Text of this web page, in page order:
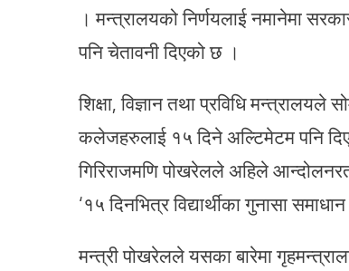
। मन्त्रालयको निर्णयलाई नमानेमा
पनि चेतावनी दिएको छ ।
शिक्षा, विज्ञान तथा प्रविधि
कलेजहरुलाई १५ दिने अल्टिमेटम पनि
गिरिराजमणि पोखरेलले अहिले
‘१५ दिनभित्र विद्यार्थीका गुनासा
मन्त्री पोखरेलले यसका बारेमा